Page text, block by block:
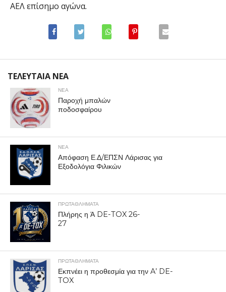
ΑΕΛ επίσημο αγώνα.
ΤΕΛΕΥΤΑΙΑ ΝΕΑ
ΝΕΑ
Παροχή μπαλών
ποδοσφαίρου
ΝΕΑ
Απόφαση Ε.Δ/ΕΠΣΝ Λάρισας για
Εξοδολόγια Φιλικών
ΠΡΩΤΑΘΛΉΜΑΤΑ
Πλήρης η Ά DE-TOX 26-
27
ΠΡΩΤΑΘΛΉΜΑΤΑ
Εκπνέει η προθεσμία για την A’ DE-
TOX